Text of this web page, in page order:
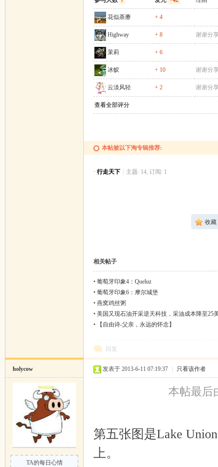
花似荼蘼 + 4
Highway + 8 谢谢分
茉莉 + 6
冰蚁 + 10 谢谢分
云淡风轻 + 2 谢谢分
查看全部评分
本帖被以下淘专辑推荐:
· 行走天下 主题: 14, 订阅: 1
收藏
相关帖子
• 葡萄牙印象4：Queluz
• 葡萄牙印象6：摩尔城堡
• 燕窝鸡丝粥
• 美国又现石油开采逆天科技，采油成本降至25
•
【自由诗-父亲，永远的怀念】
回复
holycow
TA的每日心情
发表于 2013-6-11 07:19:37 只看该作者
本帖最后
第五张图是Lake
上。